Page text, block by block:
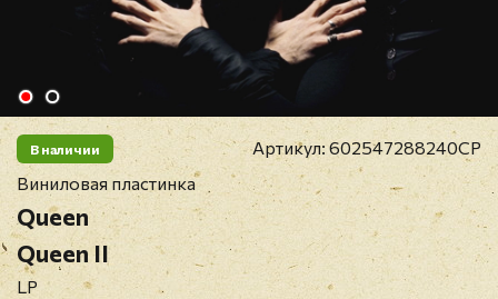
В наличии Артикул: 602547288240CP
Виниловая пластинка
Queen
Queen II
LP